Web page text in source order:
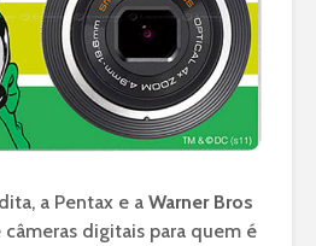
a Pentax e a Warner Bros
digitais para quem é